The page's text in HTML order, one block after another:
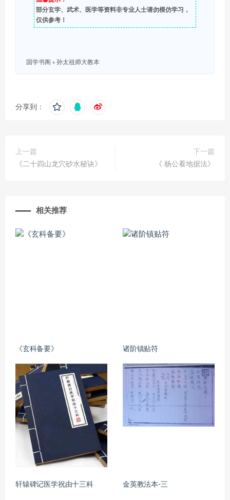
部分玄学、武术、医学等资料非专业人士请勿模仿学习，
仅供参考！
国学书阁 » 孙太祖师大教本
分享到：
上一篇
《二十四山龙穴砂水秘诀》
下一篇
《 杨公看地据法》
相关推荐
《玄科备要》 诸阶镇贴符
轩辕碑记医学祝由十三科 金英教法本-三